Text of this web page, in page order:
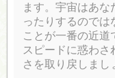
ます。宇宙はあ
ったりするのでは
ことが一番の近道
スピードに惑わさ
さを取り戻しまし